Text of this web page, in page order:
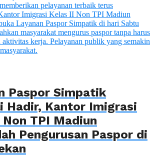
Paspor Simpatik
Hadir, Kantor Imigrasi
Non TPI Madiun
Pengurusan Paspor di